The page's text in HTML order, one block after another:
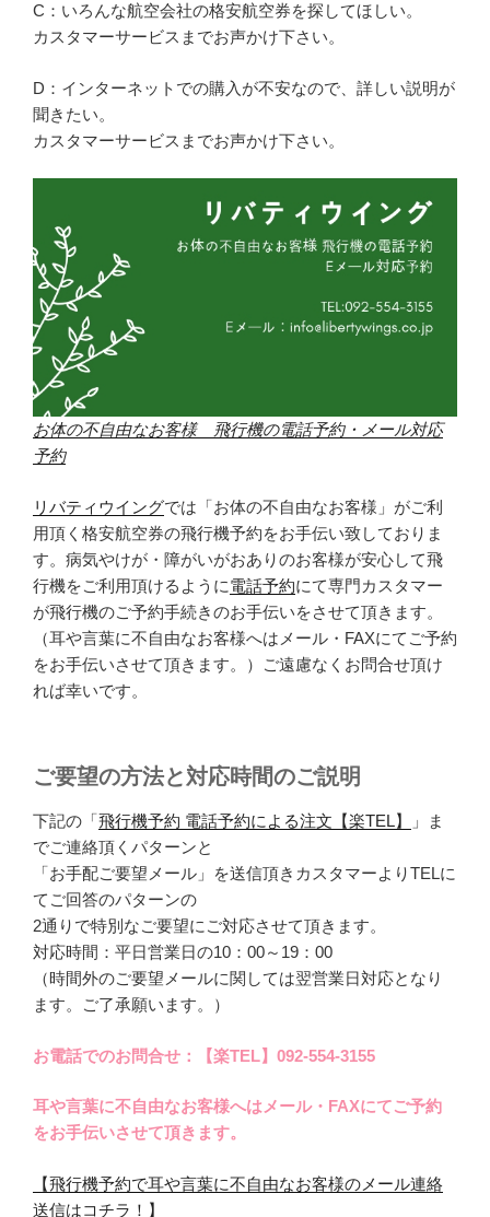
C：いろんな航空会社の格安航空券を探してほしい。
カスタマーサービスまでお声かけ下さい。
D：インターネットでの購入が不安なので、詳しい説明が
聞きたい。
カスタマーサービスまでお声かけ下さい。
お体の不自由なお客様 飛行機の電話予約・メール対応
予約
リバティウイングでは「お体の不自由なお客様」がご利
用頂く格安航空券の飛行機予約をお手伝い致しておりま
す。病気やけが・障がいがおありのお客様が安心して飛
行機をご利用頂けるように電話予約にて専門カスタマー
が飛行機のご予約手続きのお手伝いをさせて頂きます。
（耳や言葉に不自由なお客様へはメール・FAXにてご予約
をお手伝いさせて頂きます。）ご遠慮なくお問合せ頂け
れば幸いです。
ご要望の方法と対応時間のご説明
下記の「飛行機予約 電話予約による注文【楽TEL】
」ま
でご連絡頂くパターンと
「お手配ご要望メール」を送信頂きカスタマーよりTELに
てご回答のパターンの
2通りで特別なご要望にご対応させて頂きます。
対応時間：平日営業日の10：00～19：00
（時間外のご要望メールに関しては翌営業日対応となり
ます。ご了承願います。）
お電話でのお問合せ：【楽TEL】092-554-3155
耳や言葉に不自由なお客様へはメール・FAXにてご予約
をお手伝いさせて頂きます。
【飛行機予約で耳や言葉に不自由なお客様のメール連絡
送信はコチラ！】